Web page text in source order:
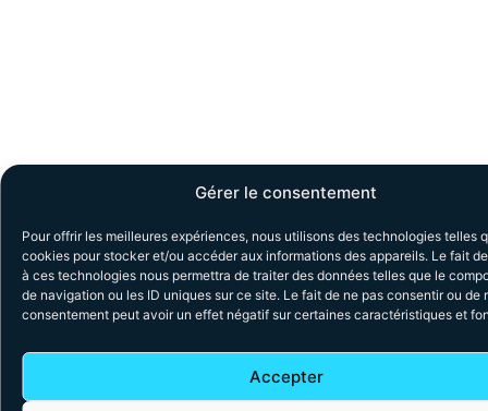
Gérer le consentement
Pour offrir les meilleures expériences, nous utilisons des technologies telles
cookies pour stocker et/ou accéder aux informations des appareils. Le fait
à ces technologies nous permettra de traiter des données telles que le
de navigation ou les ID uniques sur ce site. Le fait de ne pas consentir ou de
consentement peut avoir un effet négatif sur certaines caractéristiques et
Accepter